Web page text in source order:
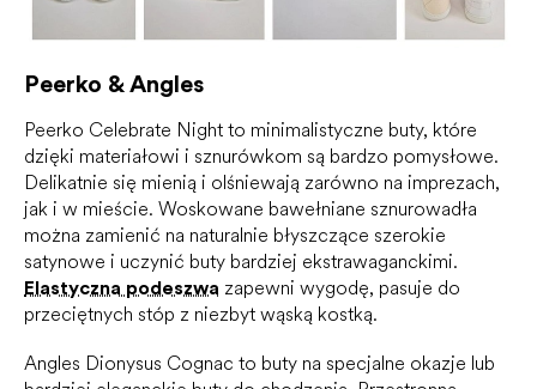
Peerko & Angles
Peerko Celebrate Night to minimalistyczne buty, które
dzięki materiałowi i sznurówkom są bardzo pomysłowe.
Delikatnie się mienią i olśniewają zarówno na imprezach,
jak i w mieście. Woskowane bawełniane sznurowadła
można zamienić na naturalnie błyszczące szerokie
satynowe i uczynić buty bardziej ekstrawaganckimi.
Elastyczna podeszwa zapewni wygodę, pasuje do
przeciętnych stóp z niezbyt wąską kostką.
Angles Dionysus Cognac to buty na specjalne okazje lub